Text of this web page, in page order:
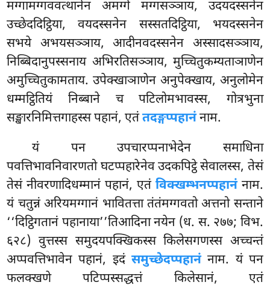
मग्गामग्गववत्थानेन अमग्गे मग्गसञ्ञाय, उदयदस्सनेन
उच्छेददिट्ठिया, वयदस्सनेन सस्सतदिट्ठिया, भयदस्सनेन
सभये अभयसञ्ञाय, आदीनवदस्सनेन अस्सादसञ्ञाय,
निब्बिदानुपस्सनाय अभिरतिसञ्ञाय, मुच्चितुकम्यताञाणेन
अमुच्चितुकामताय. उपेक्खाञाणेन अनुपेक्खाय, अनुलोमेन
धम्मट्ठितियं निब्बाने च पटिलोमभावस्स, गोत्रभुना
सङ्खारनिमित्तगाहस्स पहानं, एतंतदङ्गप्पहानंनाम.
यं पन उपचारप्पनाभेदेन समाधिना
पवत्तिभावनिवारणतो घटप्पहारेनेव उदकपिट्ठे सेवालस्स, तेसं
तेसं नीवरणादिधम्मानं पहानं, एतं विक्खम्भनप्पहानंनाम.
यं चतुन्नं अरियमग्गानं भावितत्ता तंतंमग्गवतो अत्तनो सन्ताने
‘‘दिट्ठिगतानं पहानाया’’तिआदिना नयेन (ध. स. २७७; विभ.
६२८) वुत्तस्स समुदयपक्खिकस्स किलेसगणस्स अच्चन्तं
अप्पवत्तिभावेन पहानं, इदं समुच्छेदप्पहानंनाम. यं पन
फलक्खणे पटिप्पस्सद्धत्तं किलेसानं, एतं